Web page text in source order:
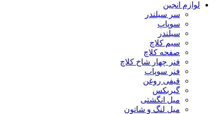
لوازم انجین
سر سیلندر
سوپاپ
سیلندر
سیم کلاچ
صفحه کلاچ
فنر چهار شاخ کلاچ
فنر سوپاپ
قیفی روغن
گیربکس
میل انگشتی
میل لنگ و شاتون